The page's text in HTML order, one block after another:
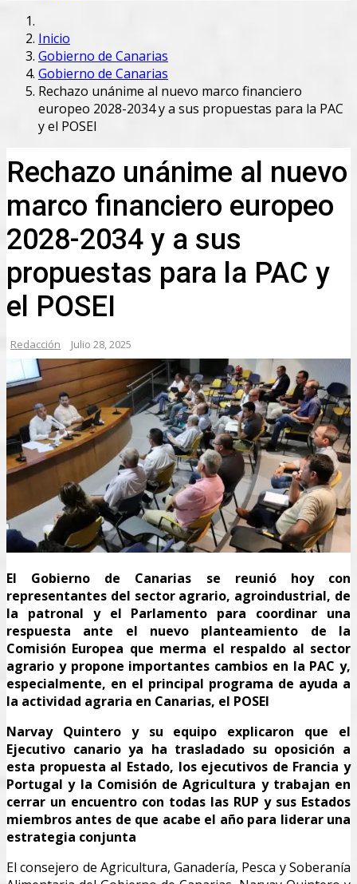
Inicio
Gobierno de Canarias
Gobierno de Canarias
Rechazo unánime al nuevo marco financiero
europeo 2028-2034 y a sus propuestas para la PAC
y el POSEI
Rechazo unánime al nuevo
marco financiero europeo
2028-2034 y a sus
propuestas para la PAC y
el POSEI
Redacción Julio 28, 2025
El Gobierno de Canarias se reunió hoy con
representantes del sector agrario, agroindustrial, de
la patronal y el Parlamento para coordinar una
respuesta ante el nuevo planteamiento de la
Comisión Europea que merma el respaldo al sector
agrario y propone importantes cambios en la PAC y,
especialmente, en el principal programa de ayuda a
la actividad agraria en Canarias, el POSEI
Narvay Quintero y su equipo explicaron que el
Ejecutivo canario ya ha trasladado su oposición a
esta propuesta al Estado, los ejecutivos de Francia y
Portugal y la Comisión de Agricultura y trabajan en
cerrar un encuentro con todas las RUP y sus Estados
miembros antes de que acabe el año para liderar una
estrategia conjunta
El consejero de Agricultura, Ganadería, Pesca y Soberanía